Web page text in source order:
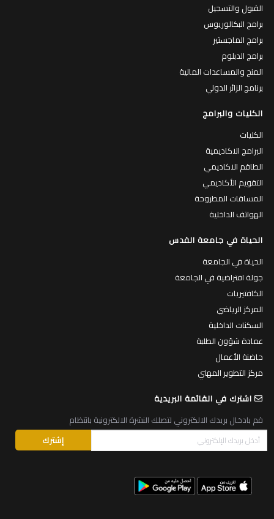
القبول والتسجيل
برامج البكالوريوس
برامج الماجستير
برامج الدبلوم
المنح والمساعدات المالية
برنامج الزائر الدولي
الكليات والبرامج
الكليات
البرامج الاكاديمية
الطاقم الاكاديمي
التقويم الأكاديمي
المساقات المطروحة
الهواتف الداخلية
الحياة في جامعة القدس
الحياة في الجامعة
جولة افتراضية في الجامعة
الكافتيريات
المركز الرياضي
السكنات الداخلية
عمادة شؤون الطلبة
حاضنة الأعمال
مركز التطوير المهني
اشترك في القائمة البريدية
قم بادخال بريدك الالكتروني لتصلك النشرة الالكترونية بانتظام